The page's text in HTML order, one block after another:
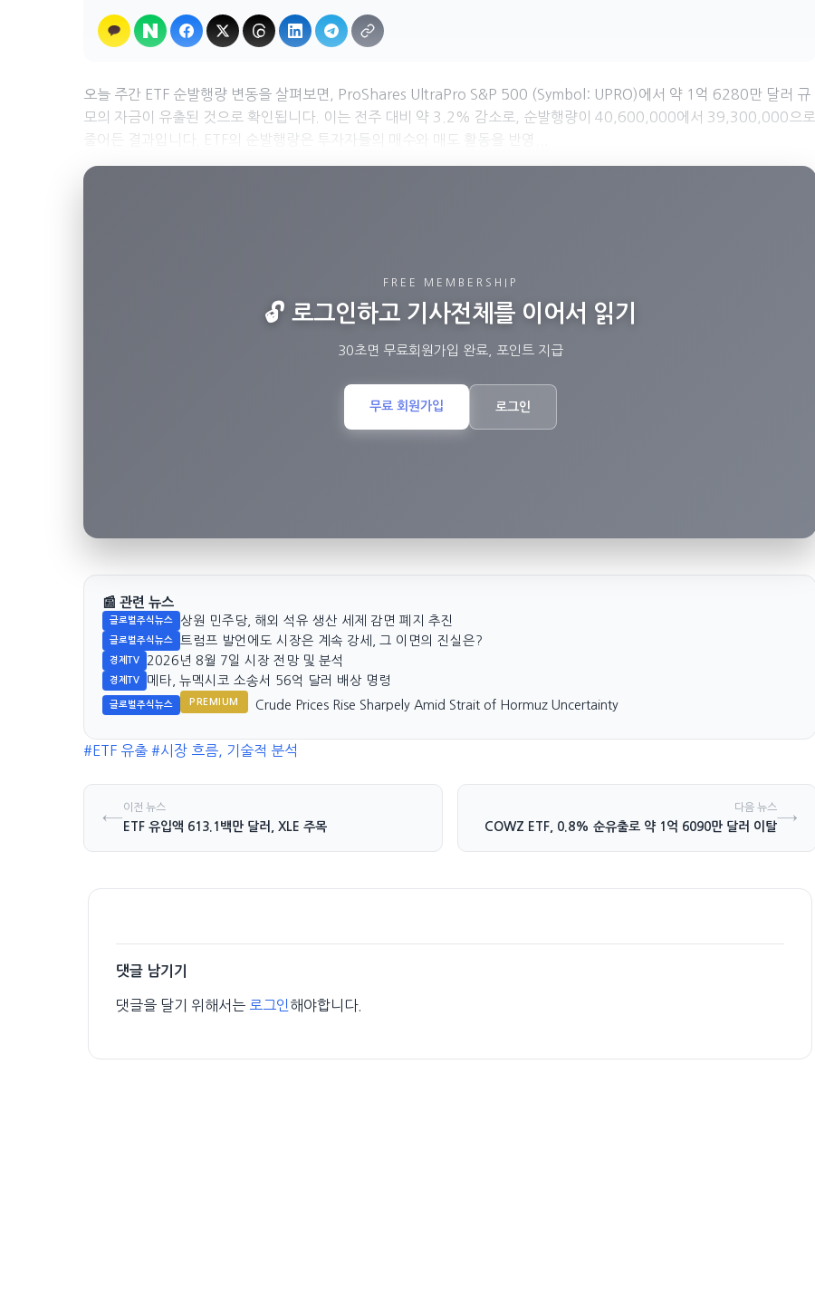
오늘 주간 ETF 순발행량 변동을 살펴보면, ProShares UltraPro S&P 500 (Symbol: UPRO)에서 약 1억 6280만 달러 규
모의 자금이 유출된 것으로 확인됩니다. 이는 전주 대비 약 3.2% 감소로, 순발행량이 40,600,000에서 39,300,000으로
줄어든 결과입니다. ETF의 순발행량은 투자자들의 매수와 매도 활동을 반영...
FREE MEMBERSHIP
🔓 로그인하고 기사전체를 이어서 읽기
30초면 무료회원가입 완료, 포인트 지급
무료 회원가입 로그인
📰 관련 뉴스
글로벌주식뉴스 상원 민주당, 해외 석유 생산 세제 감면 폐지 추진
글로벌주식뉴스 트럼프 발언에도 시장은 계속 강세, 그 이면의 진실은?
경제TV 2026년 8월 7일 시장 전망 및 분석
경제TV 메타, 뉴멕시코 소송서 56억 달러 배상 명령
글로벌주식뉴스 PREMIUM Crude Prices Rise Sharpely Amid Strait of Hormuz Uncertainty
#ETF 유출 #시장 흐름, 기술적 분석
←이전 뉴스
ETF 유입액 613.1백만 달러, XLE 주목
다음 뉴스
COWZ ETF, 0.8% 순유출로 약 1억 6090만 달러 이탈→
댓글 남기기
댓글을 달기 위해서는 로그인 해야합니다.